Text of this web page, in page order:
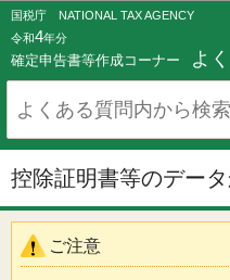
国税庁 NATIONAL TAX AGENCY
令和4年分
確定申告書等作成コーナー よ
控除証明書等のデー
ご注意